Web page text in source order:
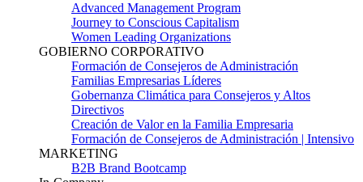
Advanced Management Program
Journey to Conscious Capitalism
Women Leading Organizations
GOBIERNO CORPORATIVO
Formación de Consejeros de Administración
Familias Empresarias Líderes
Gobernanza Climática para Consejeros y Altos
Directivos
Creación de Valor en la Familia Empresaria
Formación de Consejeros de Administración | Intensivo
MARKETING
B2B Brand Bootcamp